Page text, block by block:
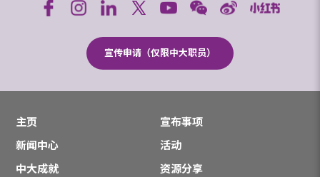
宣传申请（仅限中大职员）
主页
宣布事项
新闻中心
活动
中大成就
资源分享